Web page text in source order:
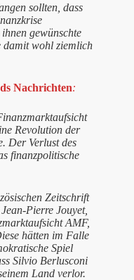
sollten, dass
gewünschte
damit wohl ziemlich
Nachrichten:
Revolution der
Der Verlust des
finanzpolitische
Zeitschrift
Pierre Jouyet,
AMF,
hätten im Falle
Spiel
Silvio Berlusconi
Land verlor.